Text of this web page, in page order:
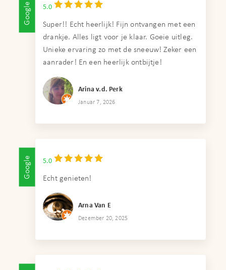
Google 5.0
Super!! Echt heerlijk! Fijn ontvangen met een
drankje. Alles ligt voor je klaar. Goeie uitleg.
Unieke ervaring zo met de sneeuw! Zeker een
aanrader! En een heerlijk ontbijtje!
Arina v.d. Perk
Januar 7, 2026
Google 5.0
Echt genieten!
Arna Van E
Dezember 20, 2025